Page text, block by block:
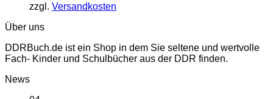
zzgl. Versandkosten
Über uns
DDRBuch.de ist ein Shop in dem Sie seltene und wertvolle
Fach- Kinder und Schulbücher aus der DDR finden.
News